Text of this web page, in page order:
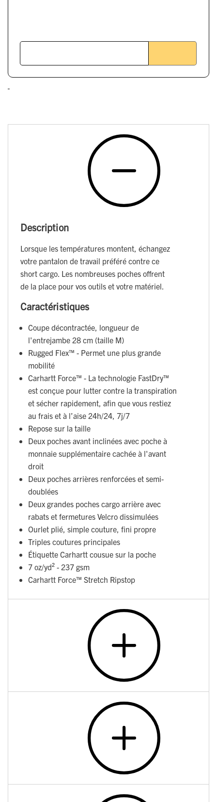
Description
Lorsque les températures montent, échangez
votre pantalon de travail préféré contre ce
short cargo. Les nombreuses poches offrent
de la place pour vos outils et votre matériel.
Caractéristiques
Coupe décontractée, longueur de
l'entrejambe 28 cm (taille M)
Rugged Flex™ - Permet une plus grande
mobilité
Carhartt Force™ - La technologie FastDry™
est conçue pour lutter contre la transpiration
et sécher rapidement, afin que vous restiez
au frais et à l’aise 24h/24, 7j/7
Repose sur la taille
Deux poches avant inclinées avec poche à
monnaie supplémentaire cachée à l'avant
droit
Deux poches arrières renforcées et semi-
doublées
Deux grandes poches cargo arrière avec
rabats et fermetures Velcro dissimulées
Ourlet plié, simple couture, fini propre
Triples coutures principales
Étiquette Carhartt cousue sur la poche
7 oz/yd² - 237 gsm
Carhartt Force™ Stretch Ripstop